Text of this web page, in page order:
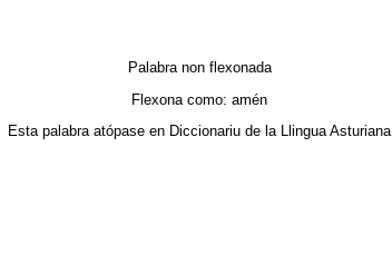
Palabra non flexonada
Flexona como: amén
Esta palabra atópase en Diccionariu de la Llingua Asturiana